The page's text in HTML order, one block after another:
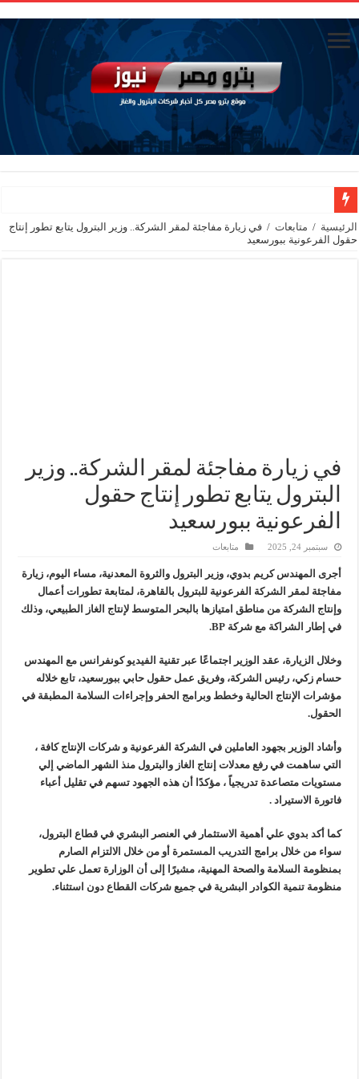
الاستغناء عن خمسة موظفين في مكتب الوزير
الرئيسية / متابعات / في زيارة مفاجئة لمقر الشركة.. وزير البترول يتابع تطور إنتاج
حقول الفرعونية ببورسعيد
في زيارة مفاجئة لمقر الشركة.. وزير
البترول يتابع تطور إنتاج حقول
الفرعونية ببورسعيد
سبتمبر 24, 2025 متابعات
أجرى المهندس كريم بدوي، وزير البترول والثروة المعدنية، مساء اليوم، زيارة
مفاجئة لمقر الشركة الفرعونية للبترول بالقاهرة، لمتابعة تطورات أعمال
وإنتاج الشركة من مناطق امتيازها بالبحر المتوسط لإنتاج الغاز الطبيعي، وذلك
في إطار الشراكة مع شركة BP.
وخلال الزيارة، عقد الوزير اجتماعًا عبر تقنية الفيديو كونفرانس مع المهندس
حسام زكي، رئيس الشركة، وفريق عمل حقول حابي ببورسعيد، تابع خلاله
مؤشرات الإنتاج الحالية وخطط وبرامج الحفر وإجراءات السلامة المطبقة في
الحقول.
وأشاد الوزير بجهود العاملين في الشركة الفرعونية و شركات الإنتاج كافة ،
التي ساهمت في رفع معدلات إنتاج الغاز والبترول منذ الشهر الماضي إلي
مستويات متصاعدة تدريجياً ، مؤكدًا أن هذه الجهود تسهم في تقليل أعباء
فاتورة الاستيراد .
كما أكد بدوي علي أهمية الاستثمار في العنصر البشري في قطاع البترول،
سواء من خلال برامج التدريب المستمرة أو من خلال الالتزام الصارم
بمنظومة السلامة والصحة المهنية، مشيرًا إلى أن الوزارة تعمل علي تطوير
منظومة تنمية الكوادر البشرية في جميع شركات القطاع دون استثناء.